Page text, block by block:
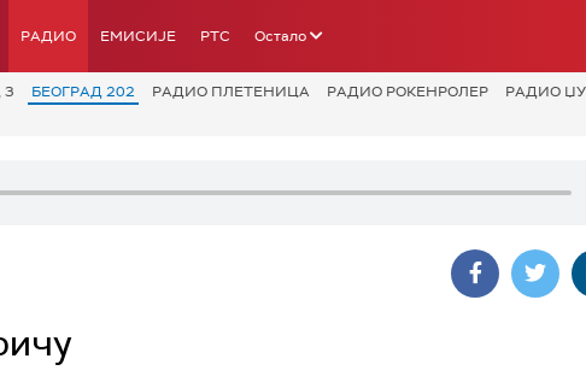
РАДИО ЕМИСИЈЕ РТС Остало
3 БЕОГРАД 202 РАДИО ПЛЕТЕНИЦА РАДИО РОКЕНРОЛЕР РАДИО